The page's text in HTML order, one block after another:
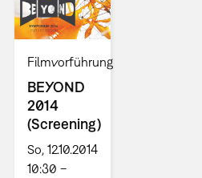
Filmvorführung
BEYOND
2014
(Screening)
So, 12.10.2014
10:30 –